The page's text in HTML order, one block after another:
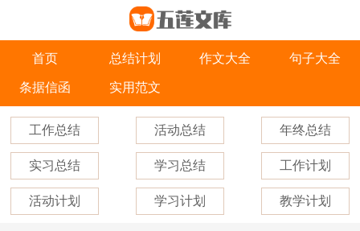
首页 总结计划 作文大全 句子大全
条据信函 实用范文
工作总结 活动总结 年终总结
实习总结 学习总结 工作计划
活动计划 学习计划 教学计划